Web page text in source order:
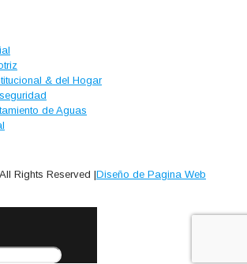
& del Hogar
de Aguas
Rights Reserved |Diseño de Pagina Web